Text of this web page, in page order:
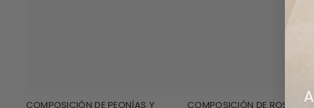
COMPOSICIÓN DE PEONÍAS Y
COMPOSICIÓN DE ROSAS EN